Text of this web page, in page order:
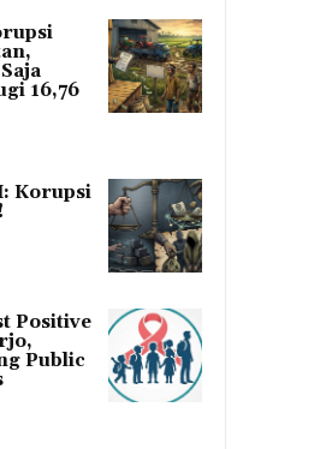
16,76
Korupsi
Positive
Public